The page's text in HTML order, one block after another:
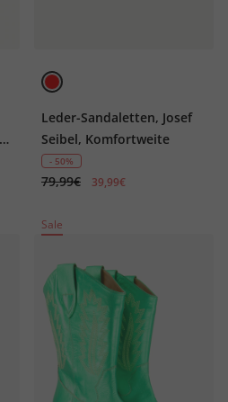
Leder-Sandaletten, Josef
Seibel, Komfortweite
- 50%
79,99€ 39,99€
Sale